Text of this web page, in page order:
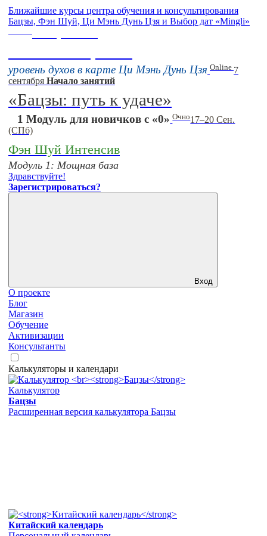
Ближайшие курсы центра обучения и консультирования
Бацзы, Фэн Шуй, Ци Мэнь Дунь Цзя и Выбор дат «Mingli»
уровень духов в карте Ци Мэнь Дунь Цзя Online 7
сентября Начало занятий
«Бацзы: путь к удаче»
1 Модуль для новичков с «0» Очно17–20 Сен.
(СПб)
Фэн Шуй Интенсив
Модуль 1: Мощная база
Здравствуйте!
Зарегистрироваться?
Вход
О проекте
Блог
Магазин
Обучение
Активизации
Консультанты
Калькуляторы и календари
Калькулятор
Бацзы
Расширенная версия калькулятора Бацзы
Китайский календарь